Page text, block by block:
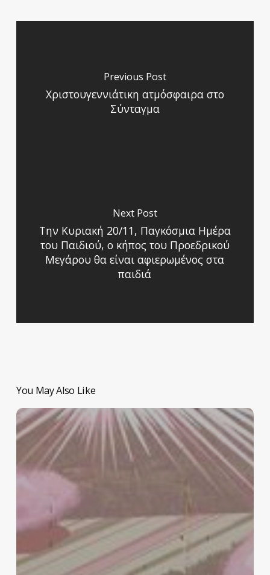
Previous Post
Χριστουγεννιάτικη ατμόσφαιρα στο
Σύνταγμα
Next Post
Την Κυριακή 20/11, Παγκόσμια Ημέρα
του Παιδιού, ο κήπος του Προεδρικού
Μεγάρου θα είναι αφιερωμένος στα
παιδιά
You May Also Like